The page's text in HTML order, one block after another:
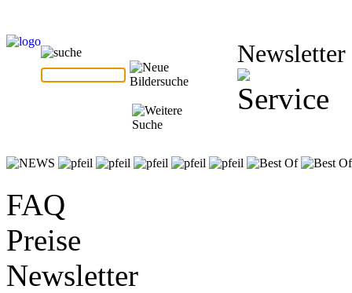
Newsletter
FAQ
Preise
Newsletter